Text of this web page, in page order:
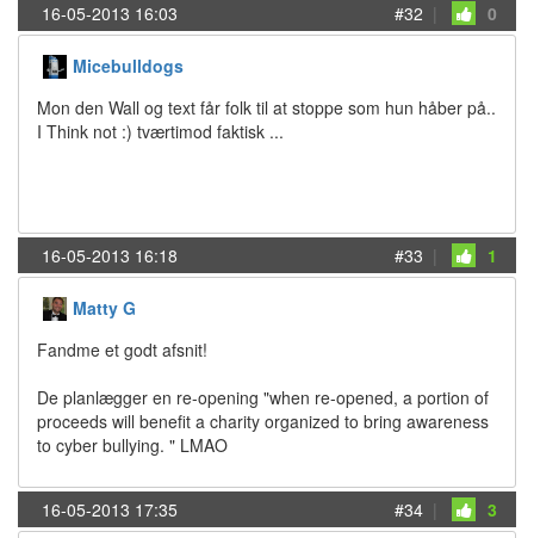
16-05-2013 16:03 #32 | 0
Micebulldogs
Mon den Wall og text får folk til at stoppe som hun håber på..
I Think not :) tværtimod faktisk ...
16-05-2013 16:18 #33 | 1
Matty G
Fandme et godt afsnit!
De planlægger en re-opening "when re-opened, a portion of
proceeds will benefit a charity organized to bring awareness
to cyber bullying. " LMAO
16-05-2013 17:35 #34 | 3